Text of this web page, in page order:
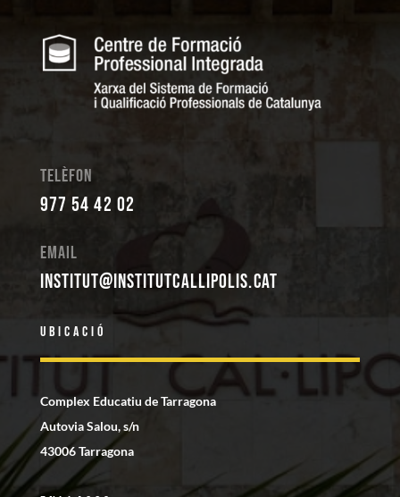
Telèfon
977 54 42 02
Email
institut@institutcallipolis.cat
Ubicació
Complex Educatiu de Tarragona
Autovia Salou, s/n
43006 Tarragona